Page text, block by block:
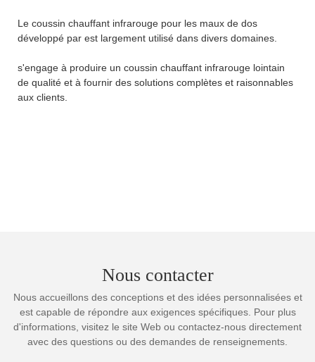
Le coussin chauffant infrarouge pour les maux de dos
développé par est largement utilisé dans divers domaines.
s'engage à produire un coussin chauffant infrarouge lointain
de qualité et à fournir des solutions complètes et raisonnables
aux clients.
Nous contacter
Nous accueillons des conceptions et des idées personnalisées et
est capable de répondre aux exigences spécifiques. Pour plus
d'informations, visitez le site Web ou contactez-nous directement
avec des questions ou des demandes de renseignements.